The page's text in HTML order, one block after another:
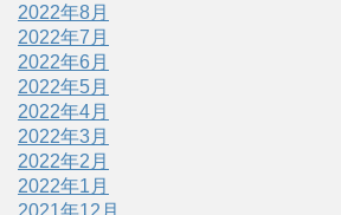
2022年8月
2022年7月
2022年6月
2022年5月
2022年4月
2022年3月
2022年2月
2022年1月
2021年12月